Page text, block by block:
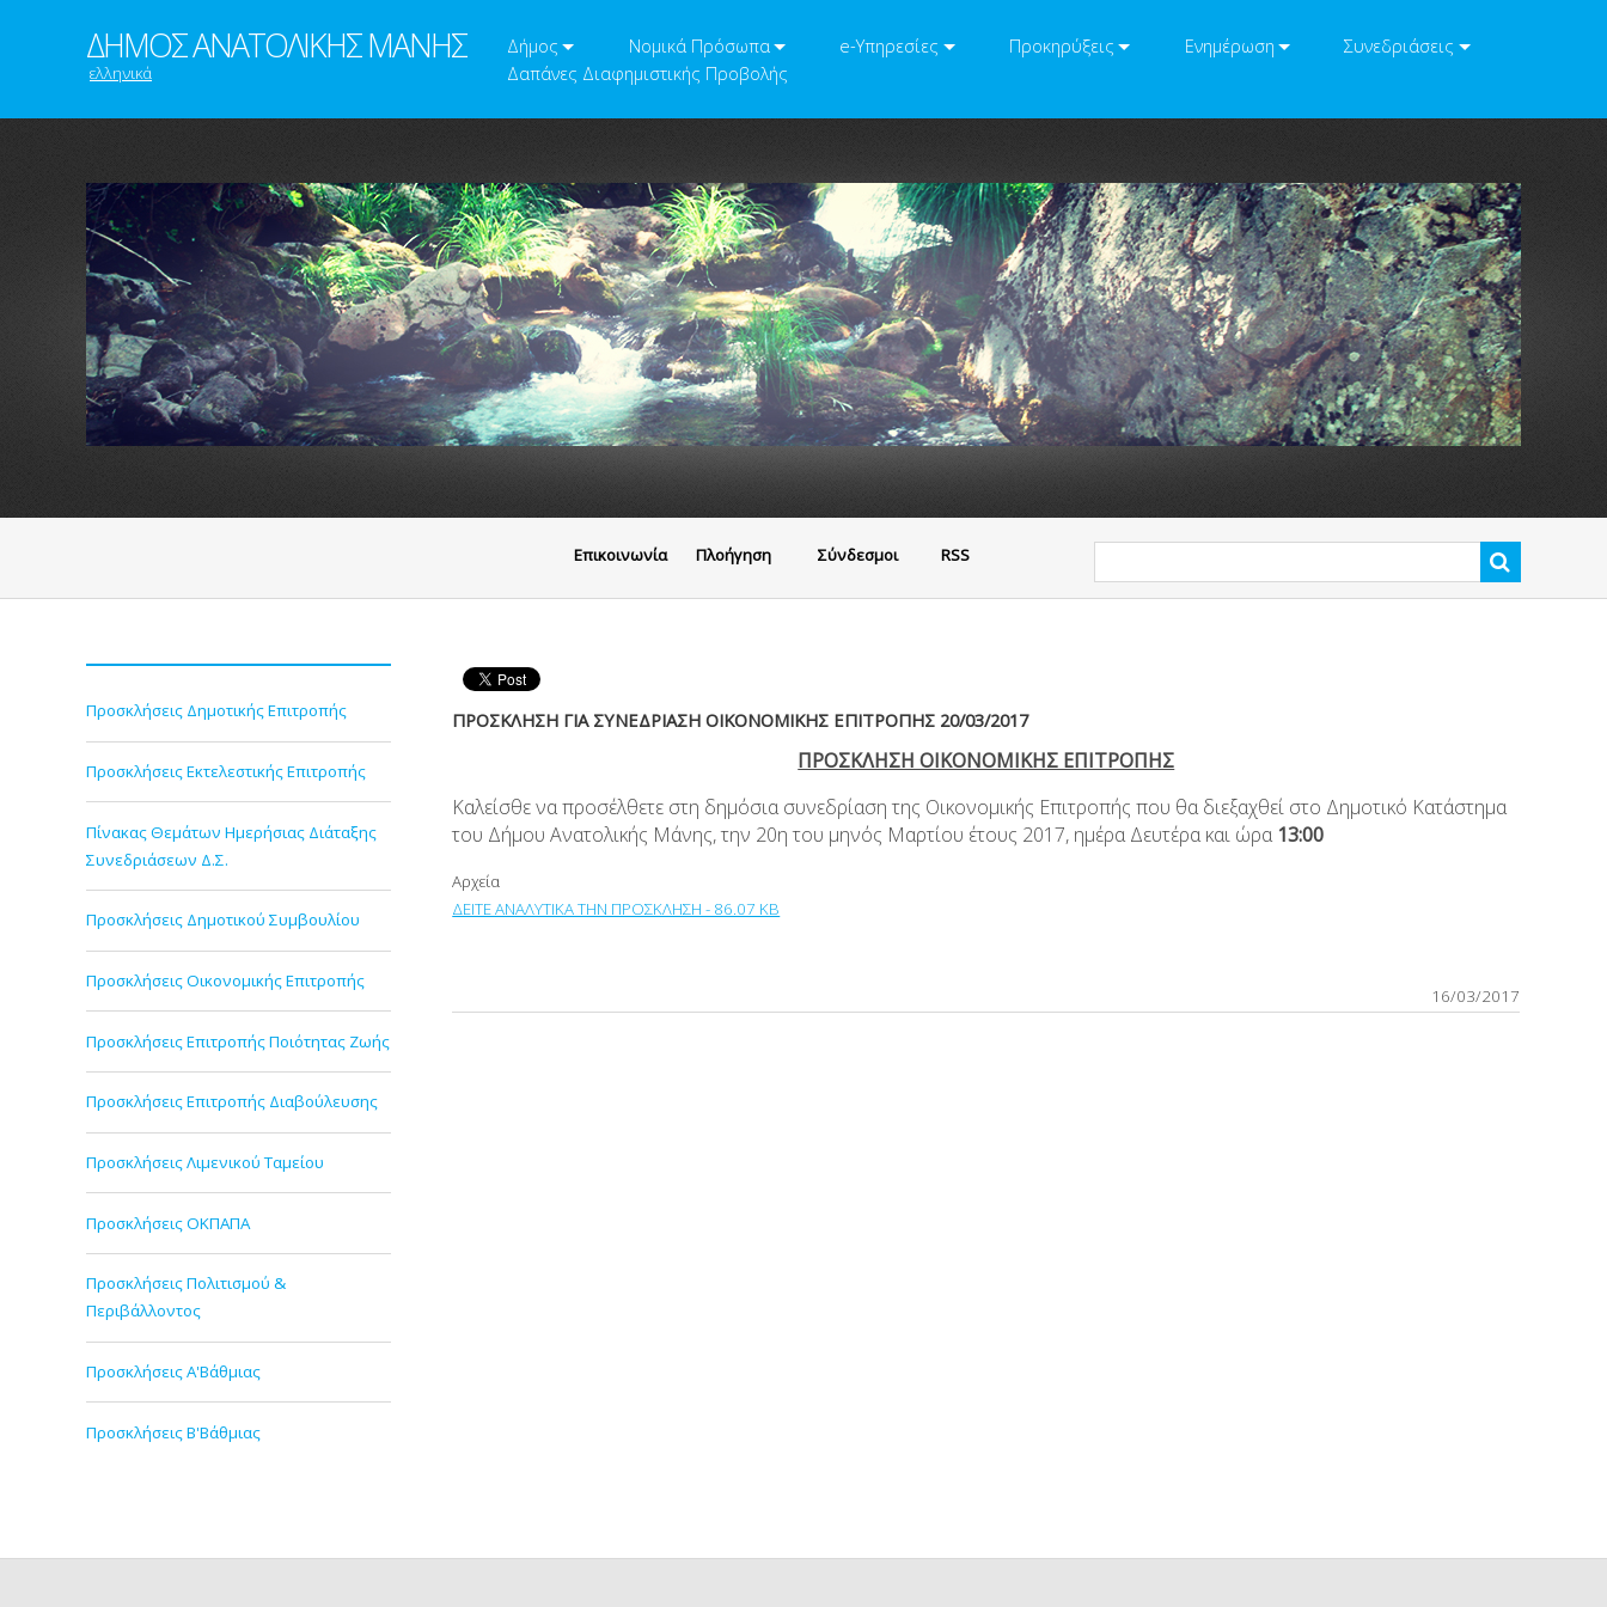
ΔΗΜΟΣ ΑΝΑΤΟΛΙΚΗΣ ΜΑΝΗΣ
ελληνικά
Δήμος Νομικά Πρόσωπα e-Υπηρεσίες Προκηρύξεις Ενημέρωση
Συνεδριάσεις
Δαπάνες Διαφημιστικής Προβολής
Eπικοινωνία Πλοήγηση Σύνδεσμοι RSS
Προσκλήσεις Δημοτικής Επιτροπής
Προσκλήσεις Εκτελεστικής Επιτροπής
Πίνακας Θεμάτων Ημερήσιας Διάταξης
Συνεδριάσεων Δ.Σ.
Προσκλήσεις Δημοτικού Συμβουλίου
Προσκλήσεις Οικονομικής Επιτροπής
Προσκλήσεις Επιτροπής Ποιότητας Ζωής
Προσκλήσεις Επιτροπής Διαβούλευσης
Προσκλήσεις Λιμενικού Ταμείου
Προσκλήσεις ΟΚΠΑΠΑ
Προσκλήσεις Πολιτισμού &
Περιβάλλοντος
Προσκλήσεις Α'Βάθμιας
Προσκλήσεις Β'Βάθμιας
ΠΡΟΣΚΛΗΣΗ ΓΙΑ ΣΥΝΕΔΡΙΑΣΗ ΟΙΚΟΝΟΜΙΚΗΣ ΕΠΙΤΡΟΠΗΣ 20/03/2017
ΠΡΟΣΚΛΗΣΗ ΟΙΚΟΝΟΜΙΚΗΣ ΕΠΙΤΡΟΠΗΣ
Καλείσθε να προσέλθετε στη δημόσια συνεδρίαση της Οικονομικής Επιτροπής που θα διεξαχθεί στο Δημοτικό Κατάστημα
του Δήμου Ανατολικής Μάνης, την 20η του μηνός Μαρτίου έτους 2017, ημέρα Δευτέρα και ώρα 13:00
Αρχεία
ΔΕΙΤΕ ΑΝΑΛΥΤΙΚΑ ΤΗΝ ΠΡΟΣΚΛΗΣΗ - 86.07 KB
16/03/2017